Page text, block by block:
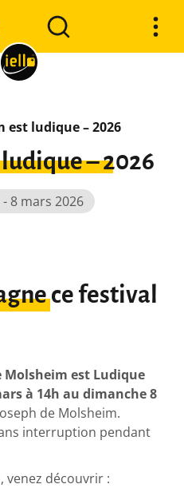
est ludique – 2026
– 2026
8 mars 2026
ce festival
est Ludique
à 14h au dimanche 8
de Molsheim.
interruption pendant
venez découvrir :